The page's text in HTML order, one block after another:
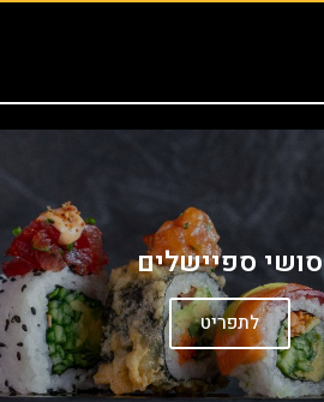
סושי ספיישלים
לתפריט